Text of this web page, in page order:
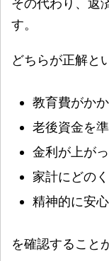
その代わり、返
す。
どちらが正解と
教育費がか
老後資金を
金利が上が
家計にどの
精神的に安
を確認すること